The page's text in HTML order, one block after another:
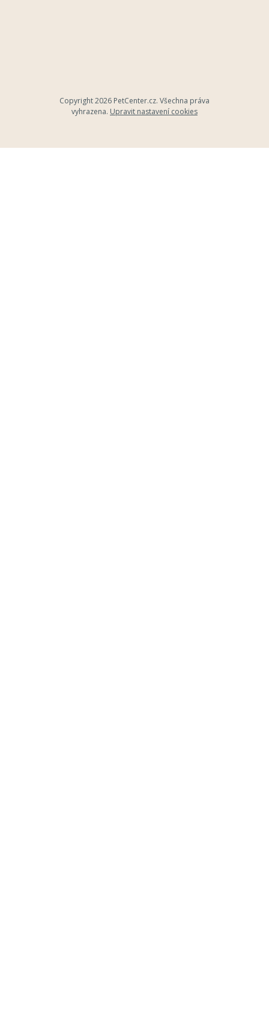
Copyright 2026 PetCenter.cz. Všechna práva
vyhrazena. Upravit nastavení cookies